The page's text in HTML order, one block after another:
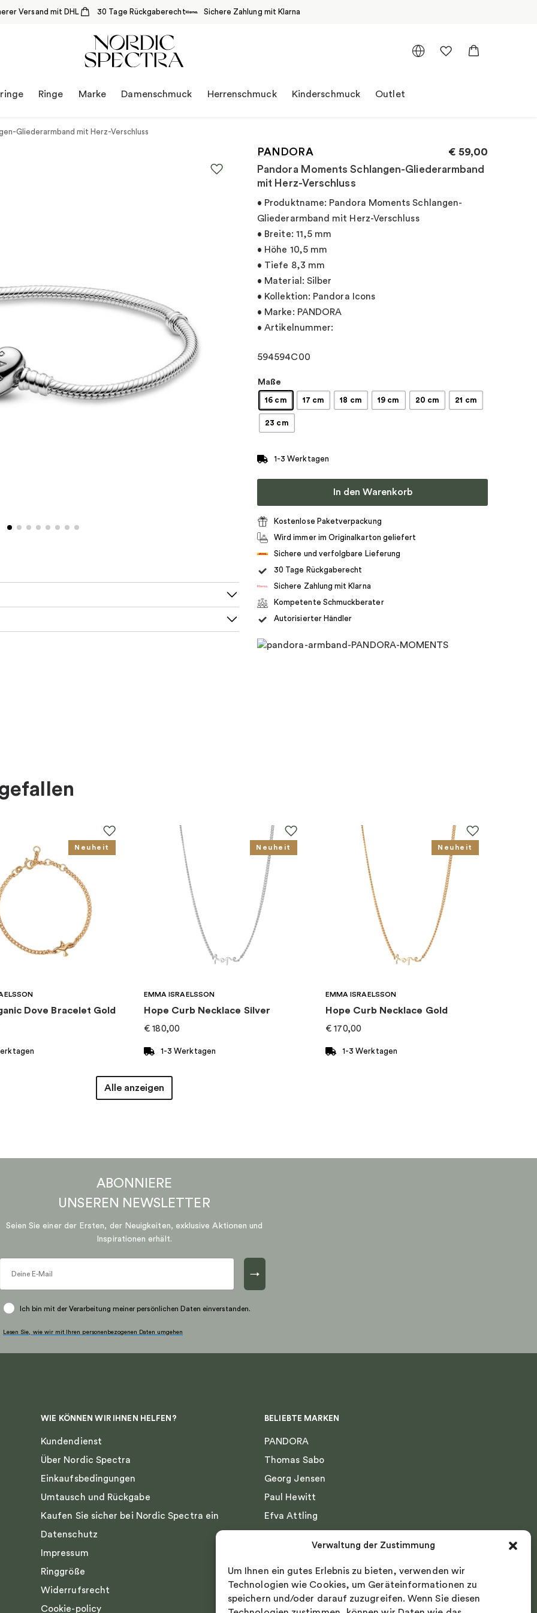
Verwaltung der Zustimmung
Um Ihnen ein gutes Erlebnis zu bieten, verwenden wir
Technologien wie Cookies, um Geräteinformationen zu
speichern und/oder darauf zuzugreifen. Wenn Sie diesen
Versand mit DHL 30 Tage Rückgaberecht Sichere Zahlung mit Klarna
Ringe Marke Damenschmuck Herrenschmuck Kinderschmuck Outlet
Gliederarmband mit Herz-Verschluss
PANDORA
Pandora Moments Schlangen-Gliederarmband
mit Herz-Verschluss
€ 59,00
• Produktname: Pandora Moments Schlangen-
Gliederarmband mit Herz-Verschluss
• Breite: 11,5 mm
• Höhe 10,5 mm
• Tiefe 8,3 mm
• Material: Silber
• Kollektion: Pandora Icons
• Marke: PANDORA
• Artikelnummer:
594594C00
Maße
16 cm 17 cm 18 cm 19 cm 20 cm 21 cm
23 cm
1-3 Werktagen
In den Warenkorb
Kostenlose Paketverpackung
Wird immer im Originalkarton geliefert
Sichere und verfolgbare Lieferung
30 Tage Rückgaberecht
Sichere Zahlung mit Klarna
Kompetente Schmuckberater
Autorisierter Händler
Neuheit
Dove Bracelet Gold
Neuheit
EMMA ISRAELSSON
Hope Curb Necklace Silver
€ 180,00
1-3 Werktagen
Neuheit
EMMA ISRAELSSON
Hope Curb Necklace Gold
€ 170,00
1-3 Werktagen
Alle anzeigen
ABONNIERE
UNSEREN NEWSLETTER
Seien Sie einer der Ersten, der Neuigkeiten, exklusive Aktionen und
Inspirationen erhält.
→
Ich bin mit der Verarbeitung meiner persönlichen Daten einverstanden.
Lesen Sie, wie wir mit Ihren personenbezogenen Daten umgehen
WIE KÖNNEN WIR IHNEN HELFEN?
Kundendienst
Über Nordic Spectra
Einkaufsbedingungen
Umtausch und Rückgabe
Kaufen Sie sicher bei Nordic Spectra ein
Datenschutz
Impressum
Ringgröße
Widerrufsrecht
Cookie-policy
BELIEBTE MARKEN
PANDORA
Thomas Sabo
Georg Jensen
Paul Hewitt
Efva Attling
Nordic Spectra